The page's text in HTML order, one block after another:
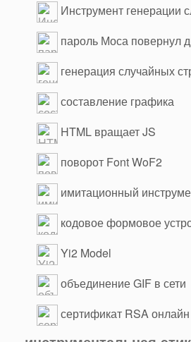
Инструмент генерации
пароль Моса повернул
генерация случайных
составление графика
HTML вращает JS
поворот Font WoF2
имитационный
кодовое формовое
Yi2 Model
объединение GIF в сети
сертификат RSA